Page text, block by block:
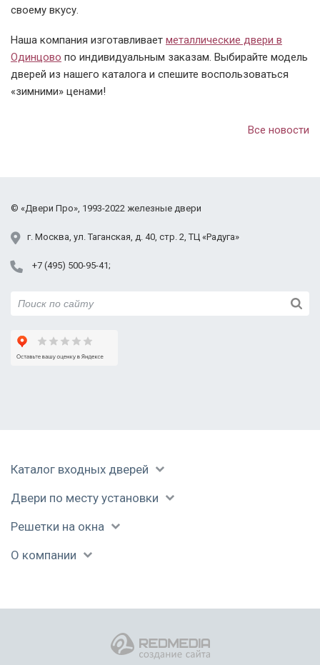
своему вкусу.
Наша компания изготавливает металлические двери в
Одинцово по индивидуальным заказам. Выбирайте модель
дверей из нашего каталога и спешите воспользоваться
«зимними» ценами!
Все новости
г. Москва, ул. Таганская, д. 40, стр. 2, ТЦ «Радуга»
+7 (495) 500-95-41
© «Двери Про», 1993-2022 железные двери
Каталог входных дверей
Двери по месту установки
Решетки на окна
О компании